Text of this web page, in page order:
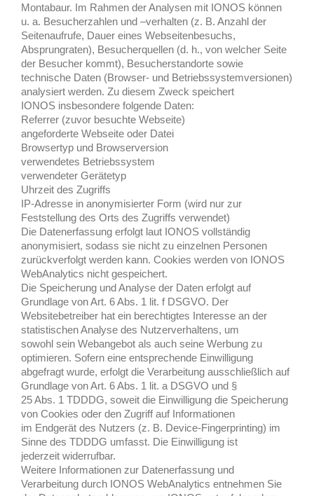
Montabaur. Im Rahmen der Analysen mit IONOS können
u. a. Besucherzahlen und –verhalten (z. B. Anzahl der
Seitenaufrufe, Dauer eines Webseitenbesuchs,
Absprungraten), Besucherquellen (d. h., von welcher Seite
der Besucher kommt), Besucherstandorte sowie
technische Daten (Browser- und Betriebssystemversionen)
analysiert werden. Zu diesem Zweck speichert
IONOS insbesondere folgende Daten:
Referrer (zuvor besuchte Webseite)
angeforderte Webseite oder Datei
Browsertyp und Browserversion
verwendetes Betriebssystem
verwendeter Gerätetyp
Uhrzeit des Zugriffs
IP-Adresse in anonymisierter Form (wird nur zur
Feststellung des Orts des Zugriffs verwendet)
Die Datenerfassung erfolgt laut IONOS vollständig
anonymisiert, sodass sie nicht zu einzelnen Personen
zurückverfolgt werden kann. Cookies werden von IONOS
WebAnalytics nicht gespeichert.
Die Speicherung und Analyse der Daten erfolgt auf
Grundlage von Art. 6 Abs. 1 lit. f DSGVO. Der
Websitebetreiber hat ein berechtigtes Interesse an der
statistischen Analyse des Nutzerverhaltens, um
sowohl sein Webangebot als auch seine Werbung zu
optimieren. Sofern eine entsprechende Einwilligung
abgefragt wurde, erfolgt die Verarbeitung ausschließlich auf
Grundlage von Art. 6 Abs. 1 lit. a DSGVO und §
25 Abs. 1 TDDDG, soweit die Einwilligung die Speicherung
von Cookies oder den Zugriff auf Informationen
im Endgerät des Nutzers (z. B. Device-Fingerprinting) im
Sinne des TDDDG umfasst. Die Einwilligung ist
jederzeit widerrufbar.
Weitere Informationen zur Datenerfassung und
Verarbeitung durch IONOS WebAnalytics entnehmen Sie